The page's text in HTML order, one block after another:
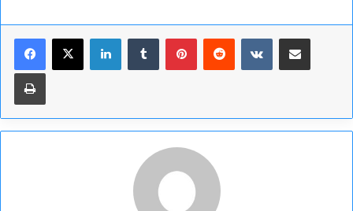
LinkedinTumblr PinterestReddit VKontaktePartager par email
Imprimer